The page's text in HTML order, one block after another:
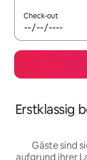
Check-out
Erstklassig
Gäste sind
aufgrund ihrer